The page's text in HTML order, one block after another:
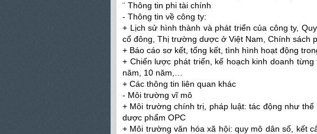
¨ Thông tin phi tài chính
- Thông tin về công ty:
+ Lịch sử hình thành và phát triển của công ty,
cổ đông, Thị trường dược ở Việt Nam, Chính sách
+ Báo cáo sơ kết, tổng kết, tình hình hoạt động
+ Chiến lược phát triển, kế hoạch kinh doanh
năm, 10 năm,…
+ Các thông tin liên quan khác
- Môi trường vĩ mô
+ Môi trường chính trị, pháp luật: tác động như
dược phẩm OPC
+ Môi trường văn hóa xã hội: quy mô dân số, kết